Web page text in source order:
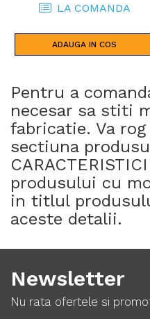
LA COMANDA
ADAUGA IN COS
Pentru a
necesar sa stiti
fabricatie. Va
sectiuna
produsului cu
in titlul
aceste detalii.
Newsletter
Nu rata ofertele si